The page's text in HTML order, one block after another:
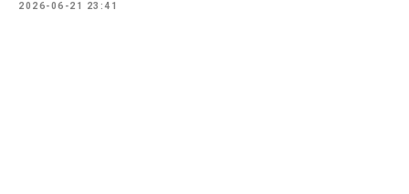
2026-06-21 23:41